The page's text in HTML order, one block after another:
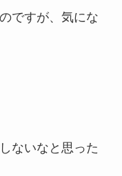
ですが、気にな
ないなと思った